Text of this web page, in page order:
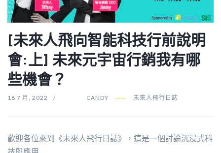
[未來人飛向智能科技行前說明
會:上] 未來元宇宙行銷我有哪
些機會？
18 7 月, 2022 CANDY 未來人飛行日誌
歡迎各位來到《未來人飛行日誌》，這是一個討論沉浸式科